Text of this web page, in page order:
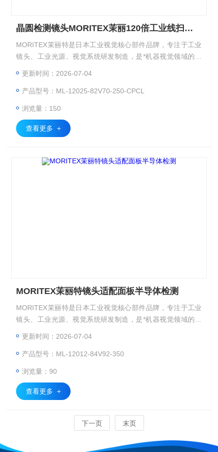
晶圆检测镜头MORITEX茉丽120倍工业线扫镜头
MORITEX茉丽特是日本工业视觉核心部件品牌，专注于工业
镜头、工业光源、视觉系统研发制造，是*机器视觉领域的光
镜头、双远心镜头/准直光源、FA镜头、线扫镜头。晶圆检测
更新时间：2026-07-04
产品型号：ML-12025-82V70-250-CPCL
浏览量：150
查看更多 +
MORITEX茉丽特镜头适配面板半导体检测
MORITEX茉丽特是日本工业视觉核心部件品牌，专注于工业
镜头、工业光源、视觉系统研发制造，是*机器视觉领域的光
镜头、双远心镜头/准直光源、FA镜头、线扫镜头。MORITEX
更新时间：2026-07-04
产品型号：ML-12012-84V92-350
浏览量：90
查看更多 +
下一页 末页